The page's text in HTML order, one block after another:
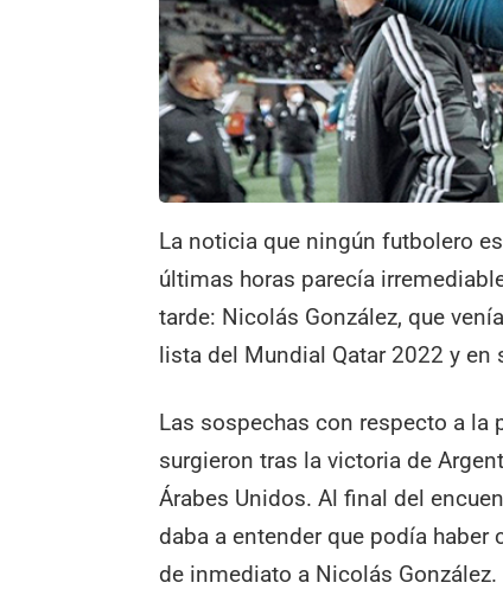
La noticia que ningún futbolero
últimas horas parecía
tarde: Nicolás González, que
lista del Mundial Qatar 2022 y en
Las sospechas con respecto a
surgieron tras la victoria de
Árabes Unidos. Al final del
daba a entender que podía
de inmediato a Nicolás González.